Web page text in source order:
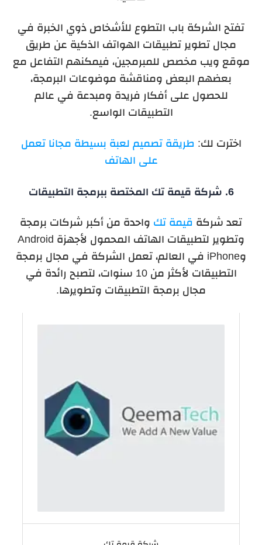
تفتح الشركة باب التطوع للأشخاص ذوي الخبرة في
مجال تطوير تطبيقات الهواتف الذكية عن طريق
موقع ويب مخصص للمبرمجين، فيمكنهم التفاعل مع
بعضهم البعض ومناقشة موضوعات البرمجة،
للحصول على أفكار فريدة ومبدعة في عالم
التطبيقات الواسع.
اخترت لك: طريقة تصميم لعبة بسيطة مجانا تعمل
على الهاتف
6. شركة قيمة تك المختصة ببرمجة التطبيقات
تعد شركة قيمة تك واحدة من أكبر شركات برمجة
وتطوير لتطبيقات الهاتف المحمول لأجهزة Android
وiPhone في العالم، تعمل الشركة في مجال برمجة
التطبيقات لأكثر من 10 سنوات، لتصبح رائدة في
مجال برمجة التطبيقات وتطويرها.